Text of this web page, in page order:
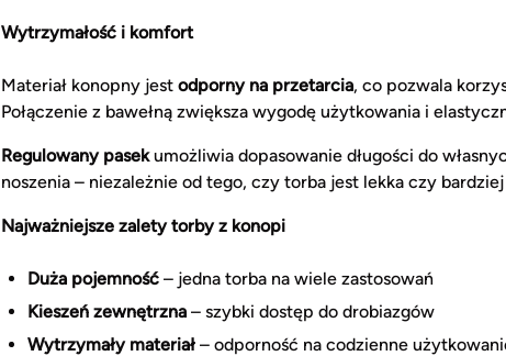
Wytrzymałość i komfort
Materiał konopny jest odporny na przetarcia, co pozwala
Połączenie z bawełną zwiększa wygodę użytkowania i
Regulowany pasekumożliwia dopasowanie długości do
noszenia – niezależnie od tego, czy torba jest lekka czy
Najważniejsze zalety torby z konopi
Duża pojemność – jedna torba na wiele zastosowań
Kieszeń zewnętrzna – szybki dostęp do drobiazgów
Wytrzymały materiał – odporność na codzienne